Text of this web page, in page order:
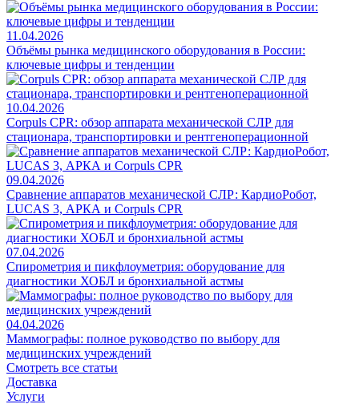
11.04.2026
Объёмы рынка медицинского оборудования в России:
ключевые цифры и тенденции
10.04.2026
Corpuls CPR: обзор аппарата механической СЛР для
стационара, транспортировки и рентгеноперационной
09.04.2026
Сравнение аппаратов механической СЛР: КардиоРобот,
LUCAS 3, АРКА и Corpuls CPR
07.04.2026
Спирометрия и пикфлоуметрия: оборудование для
диагностики ХОБЛ и бронхиальной астмы
04.04.2026
Маммографы: полное руководство по выбору для
медицинских учреждений
Смотреть все статьи
Доставка
Услуги